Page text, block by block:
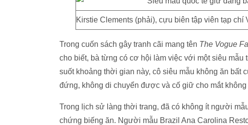
Kirstie Clements (phải), cựu biên tập viên tạp
Trong cuốn sách gây tranh cãi mang tên The Vogue
cho biết, bà từng có cơ hội làm việc với một siêu mẫu
suốt khoảng thời gian này, cô siêu mẫu không ăn
đứng, không di chuyển được và cố giữ cho mắt không
Trong lịch sử làng thời trang, đã có không ít người
chứng biếng ăn. Người mẫu Brazil Ana Carolina